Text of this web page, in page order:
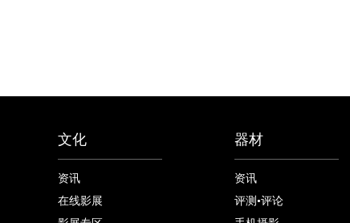
文化
资讯
在线影展
器材
资讯
评测•评论